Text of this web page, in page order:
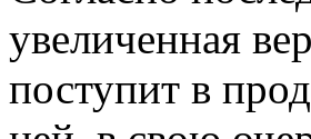
увеличенная
поступит в